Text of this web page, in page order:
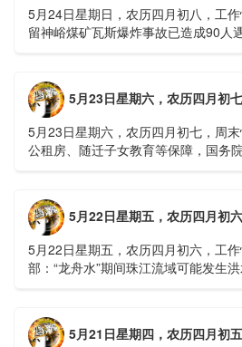
5月24日星期日，农历四月初八，工
留神峪煤矿瓦斯爆炸事故已造成90人
5月23日星期六，农历四月初
5月23日星期六，农历四月初七，周
公租房、随迁子女教育等保障，国务
5月22日星期五，农历四月初
5月22日星期五，农历四月初六，工
部：“龙舟水”期间珠江流域可能发生
5月21日星期四，农历四月初